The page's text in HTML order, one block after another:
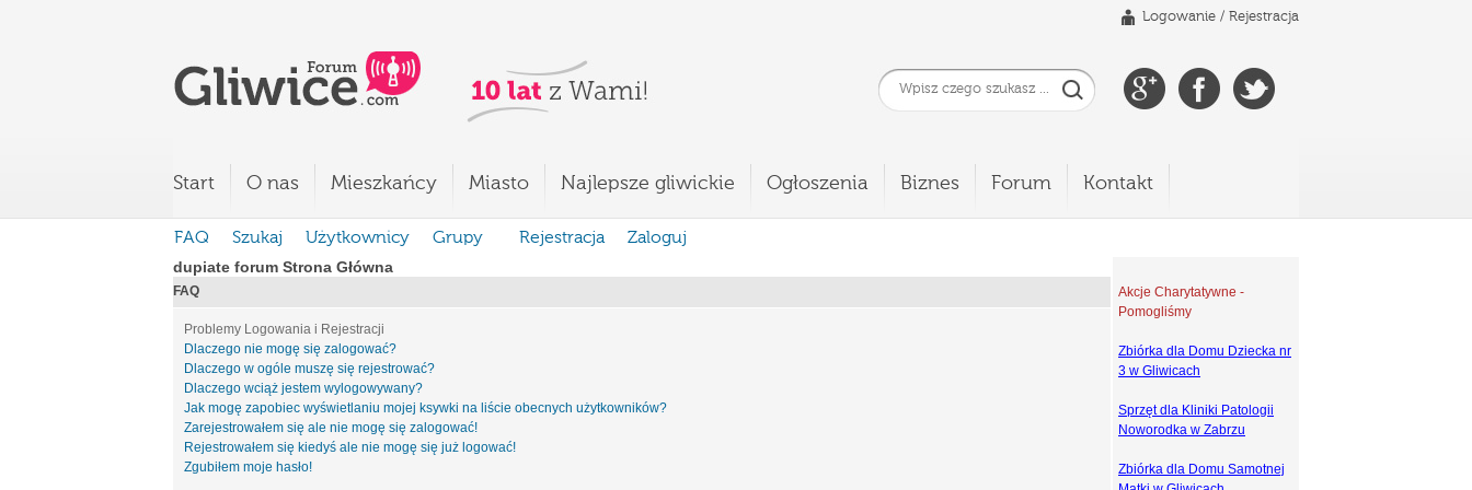
Logowanie / Rejestracja
Start O nas Mieszkańcy Miasto Najlepsze gliwickie Ogłoszenia Biznes Forum Kontakt
FAQ Szukaj Użytkownicy Grupy Rejestracja
Zaloguj
dupiate forum Strona Główna
FAQ
Problemy Logowania i Rejestracji
Dlaczego nie mogę się zalogować?
Dlaczego w ogóle muszę się rejestrować?
Dlaczego wciąż jestem wylogowywany?
Jak mogę zapobiec wyświetlaniu mojej ksywki na liście obecnych użytkowników?
Zarejestrowałem się ale nie mogę się zalogować!
Rejestrowałem się kiedyś ale nie mogę się już logować!
Zgubiłem moje hasło!
Akcje Charytatywne -
Pomogliśmy
Zbiórka dla Domu Dziecka nr
3 w Gliwicach
Sprzęt dla Kliniki Patologii
Noworodka w Zabrzu
Zbiórka dla Domu Samotnej